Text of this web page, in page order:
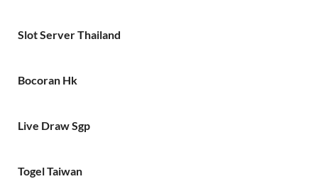
Slot Server Thailand
Bocoran Hk
Live Draw Sgp
Togel Taiwan